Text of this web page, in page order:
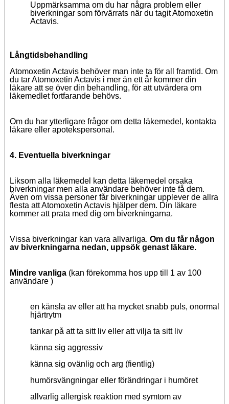
Uppmärksamma om du har några problem eller
biverkningar som förvärrats när du tagit Atomoxetin
Actavis.
Långtidsbehandling
Atomoxetin Actavis behöver man inte ta för all framtid. Om
du tar Atomoxetin Actavis i mer än ett år kommer din
läkare att se över din behandling, för att utvärdera om
läkemedlet fortfarande behövs.
Om du har ytterligare frågor om detta läkemedel, kontakta
läkare eller apotekspersonal.
4. Eventuella biverkningar
Liksom alla läkemedel kan detta läkemedel orsaka
biverkningar men alla användare behöver inte få dem.
Även om vissa personer får biverkningar upplever de allra
flesta att Atomoxetin Actavis hjälper dem. Din läkare
kommer att prata med dig om biverkningarna.
Vissa biverkningar kan vara allvarliga. Om du får någon
av biverkningarna nedan, uppsök genast läkare.
Mindre vanliga (kan förekomma hos upp till 1 av 100
användare )
en känsla av eller att ha mycket snabb puls, onormal
hjärtrytm
tankar på att ta sitt liv eller att vilja ta sitt liv
känna sig aggressiv
känna sig ovänlig och arg (fientlig)
humörsvängningar eller förändringar i humöret
allvarlig allergisk reaktion med symtom av